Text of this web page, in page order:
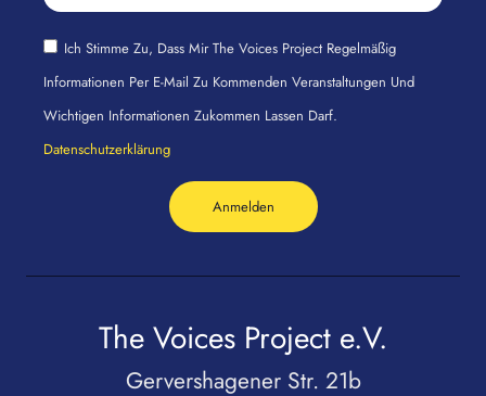
Ich Stimme Zu, Dass Mir The Voices Project Regelmäßig
Informationen Per E-Mail Zu Kommenden Veranstaltungen Und
Wichtigen Informationen Zukommen Lassen Darf.
Datenschutzerklärung
Anmelden
The Voices Project e.V.
Gervershagener Str. 21b